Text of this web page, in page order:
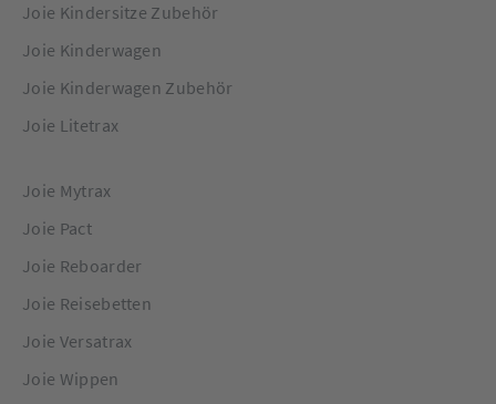
Joie Kindersitze Zubehör
Joie Kinderwagen
Joie Kinderwagen Zubehör
Joie Litetrax
Joie Mytrax
Joie Pact
Joie Reboarder
Joie Reisebetten
Joie Versatrax
Joie Wippen